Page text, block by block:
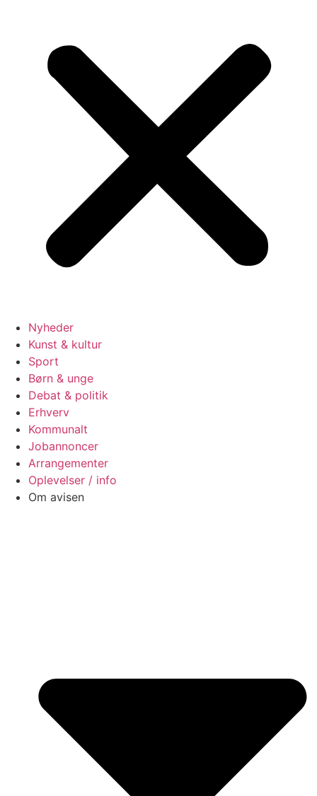
Nyheder
Kunst & kultur
Sport
Børn & unge
Debat & politik
Erhverv
Kommunalt
Jobannoncer
Arrangementer
Oplevelser / info
Om avisen